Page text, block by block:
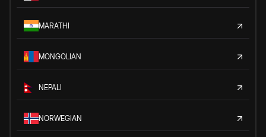
MARATHI
MONGOLIAN
NEPALI
NORWEGIAN